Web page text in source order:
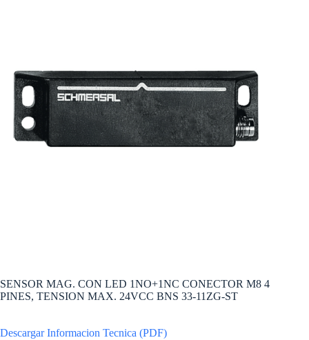
SENSOR MAG. CON LED 1NO+1NC CONECTOR M8 4
PINES, TENSION MAX. 24VCC BNS 33-11ZG-ST
Descargar Informacion Tecnica (PDF)